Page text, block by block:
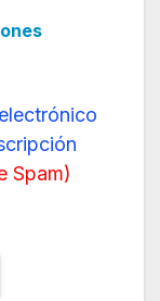
Spam)